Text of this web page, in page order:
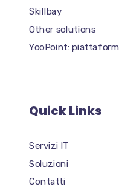
Skillbay
Other solutions
YooPoint:
Quick Links
Servizi IT
Soluzioni
Contatti